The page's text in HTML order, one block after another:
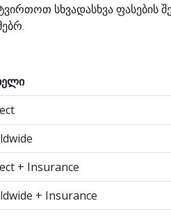
სხვადასხვა ფასების
+ Insurance
+ Insurance